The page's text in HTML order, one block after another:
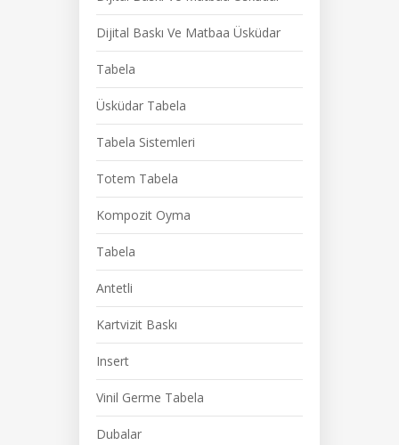
Dijital Baskı Ve Matbaa Üsküdar
Tabela
Üsküdar Tabela
Tabela Sistemleri
Totem Tabela
Kompozit Oyma
Tabela
Antetli
Kartvizit Baskı
Insert
Vinil Germe Tabela
Dubalar